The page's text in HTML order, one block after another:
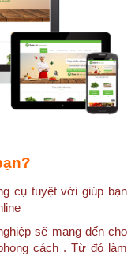
cụ tuyệt vời giúp bạn
sẽ mang đến cho
cách . Từ đó làm